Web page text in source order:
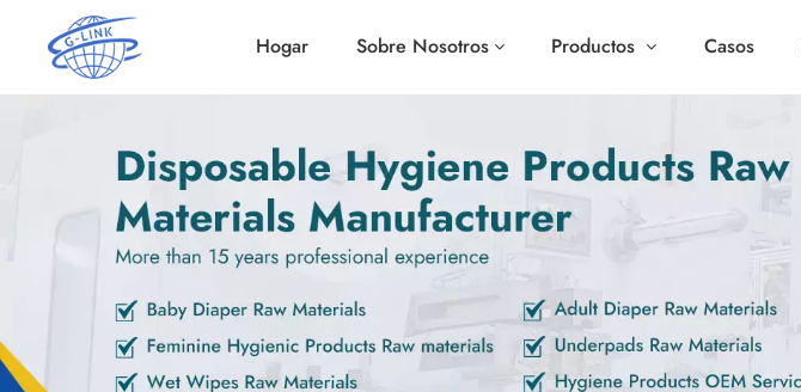
Hogar Sobre Nosotros Productos Casos